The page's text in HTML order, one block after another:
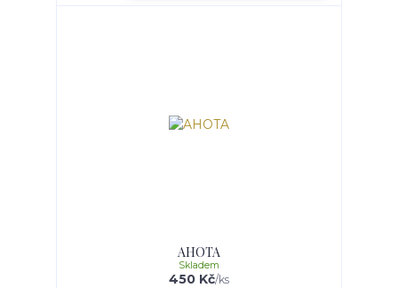
AHOTA
450 Kč/ks
Skladem